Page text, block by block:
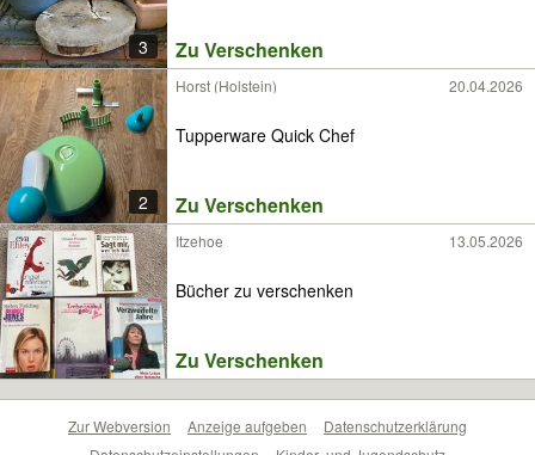
3 Zu Verschenken
2
Horst (Holstein) 20.04.2026
Tupperware Quick Chef
Zu Verschenken
Itzehoe 13.05.2026
Bücher zu verschenken
Zu Verschenken
Zur Webversion Anzeige aufgeben
Datenschutzerklärung